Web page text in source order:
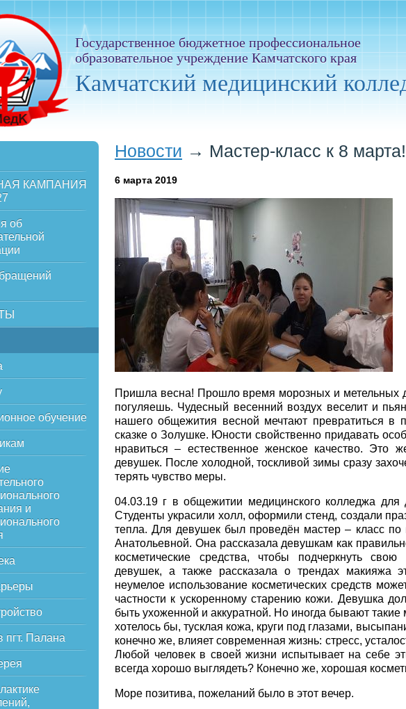
Государственное бюджетное профессиональное
образовательное учреждение Камчатского края
Камчатский медицинский
КАМПАНИЯ
об
обучение
и
пгт. Палана
Новости → Мастер-класс к 8 марта!
6 марта 2019
Пришла весна! Прошло время морозных и метельных
погуляешь. Чудесный весенний воздух веселит и
нашего общежития весной мечтают превратиться в
сказке о Золушке. Юности свойственно придавать
нравиться – естественное женское качество. Это
девушек. После холодной, тоскливой зимы сразу
терять чувство меры.
04.03.19 г в общежитии медицинского колледжа
Студенты украсили холл, оформили стенд, создали
тепла. Для девушек был проведён мастер – класс по
Анатольевной. Она рассказала девушкам как
косметические средства, чтобы подчеркнуть
девушек, а также рассказала о трендах макияжа
неумелое использование косметических средств
частности к ускоренному старению кожи. Девушка
быть ухоженной и аккуратной. Но иногда бывают
хотелось бы, тусклая кожа, круги под глазами,
конечно же, влияет современная жизнь: стресс,
Любой человек в своей жизни испытывает на себе
всегда хорошо выглядеть? Конечно же, хорошая
Море позитива, пожеланий было в этот вечер.